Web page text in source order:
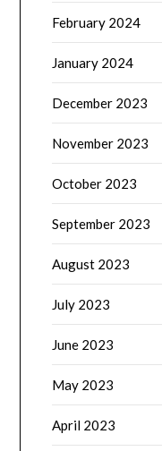
February 2024
January 2024
December 2023
November 2023
October 2023
September 2023
August 2023
July 2023
June 2023
May 2023
April 2023